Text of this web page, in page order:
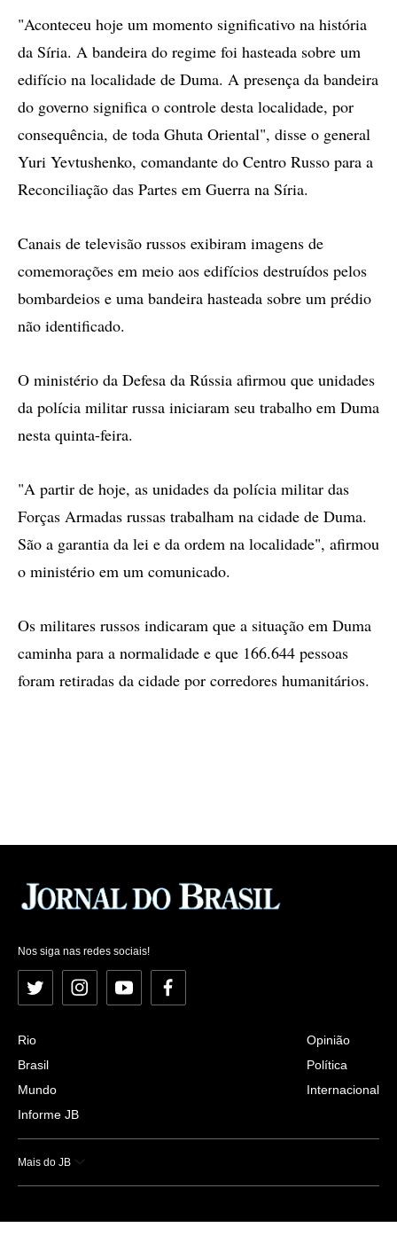
"Aconteceu hoje um momento significativo na história
da Síria. A bandeira do regime foi hasteada sobre um
edifício na localidade de Duma. A presença da bandeira
do governo significa o controle desta localidade, por
consequência, de toda Ghuta Oriental", disse o general
Yuri Yevtushenko, comandante do Centro Russo para a
Reconciliação das Partes em Guerra na Síria.
Canais de televisão russos exibiram imagens de
comemorações em meio aos edifícios destruídos pelos
bombardeios e uma bandeira hasteada sobre um prédio
não identificado.
O ministério da Defesa da Rússia afirmou que unidades
da polícia militar russa iniciaram seu trabalho em Duma
nesta quinta-feira.
"A partir de hoje, as unidades da polícia militar das
Forças Armadas russas trabalham na cidade de Duma.
São a garantia da lei e da ordem na localidade", afirmou
o ministério em um comunicado.
Os militares russos indicaram que a situação em Duma
caminha para a normalidade e que 166.644 pessoas
foram retiradas da cidade por corredores humanitários.
Nos siga nas redes sociais!
Twitter InstagramYouTubeFacebook
Rio
Brasil
Mundo
Informe JB
Opinião
Política
Internacional
Mais do JB
Esportes